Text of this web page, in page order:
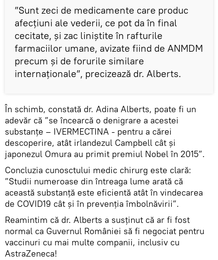
”Sunt zeci de medicamente care produc
afecțiuni ale vederii, ce pot da în final
cecitate, și zac liniștite în rafturile
farmaciilor umane, avizate fiind de ANMDM
precum și de forurile similare
internaționale”, precizează dr. Alberts.
În schimb, constată dr. Adina Alberts, poate fi un
adevăr că ”se încearcă o denigrare a acestei
substanțe – IVERMECTINA - pentru a cărei
descoperire, atât irlandezul Campbell cât și
japonezul Omura au primit premiul Nobel în 2015”.
Concluzia cunosctului medic chirurg este clară:
”Studii numeroase din întreaga lume arată că
această substanță este eficientă atât în vindecarea
de COVID19 cât și în prevenția îmbolnăvirii”.
Reamintim că dr. Alberts a susținut că ar fi fost
normal ca Guvernul României să fi negociat pentru
vaccinuri cu mai multe companii, inclusiv cu
AstraZeneca!